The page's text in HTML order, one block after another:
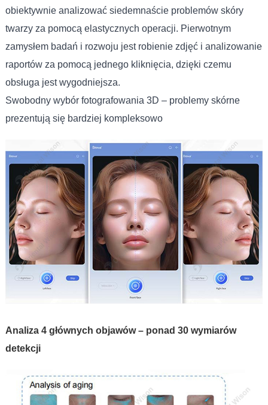
obiektywnie analizować siedemnaście problemów skóry
twarzy za pomocą elastycznych operacji. Pierwotnym
zamysłem badań i rozwoju jest robienie zdjęć i analizowanie
raportów za pomocą jednego kliknięcia, dzięki czemu
obsługa jest wygodniejsza.
Swobodny wybór fotografowania 3D – problemy skórne
prezentują się bardziej kompleksowo
Analiza 4 głównych objawów – ponad 30 wymiarów
detekcji